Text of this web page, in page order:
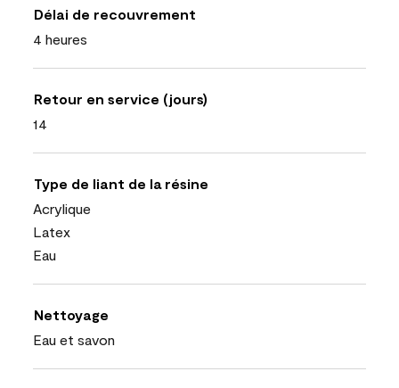
Délai de recouvrement
4 heures
Retour en service (jours)
14
Type de liant de la résine
Acrylique
Latex
Eau
Nettoyage
Eau et savon